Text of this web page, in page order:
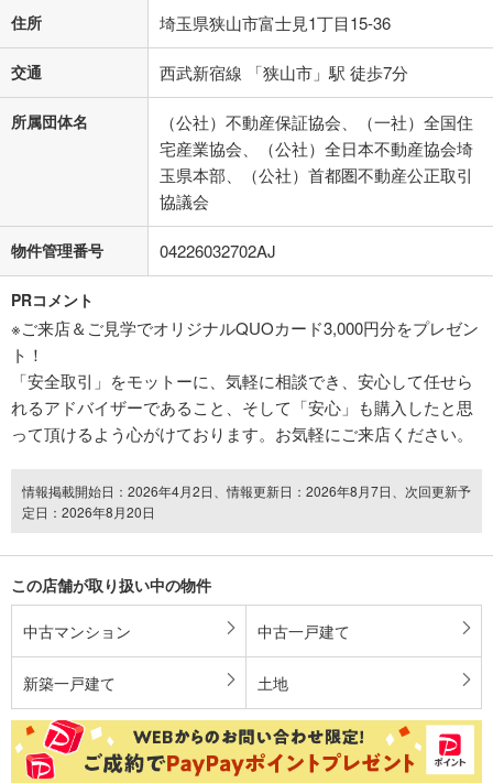
住所 埼玉県狭山市富士見1丁目15-36
交通 西武新宿線 「狭山市」駅 徒歩7分
所属団体名
（公社）不動産保証協会、（一社）全国住
宅産業協会、（公社）全日本不動産協会埼
玉県本部、（公社）首都圏不動産公正取引
協議会
物件管理番号 04226032702AJ
PRコメント
※ご来店＆ご見学でオリジナルQUOカード3,000円分をプレゼン
ト！
「安全取引」をモットーに、気軽に相談でき、安心して任せら
れるアドバイザーであること、そして「安心」も購入したと思
って頂けるよう心がけております。お気軽にご来店ください。
情報掲載開始日：2026年4月2日、情報更新日：2026年8月7日、次回更新予
定日：2026年8月20日
この店舗が取り扱い中の物件
中古マンション 中古一戸建て
新築一戸建て 土地